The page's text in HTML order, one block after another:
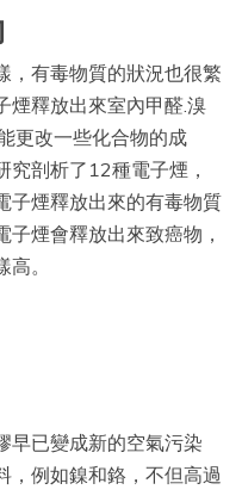
，有毒物質的狀況也很繁
煙釋放出來室內甲醛.溴
更改一些化合物的成
究剖析了12種電子煙，
子煙釋放出來的有毒物質
煙會釋放出來致癌物，
。
早已變成新的空氣污染
，例如鎳和鉻，不但高過